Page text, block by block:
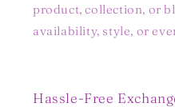
product, collection, or
availability, style, or
Hassle-Free